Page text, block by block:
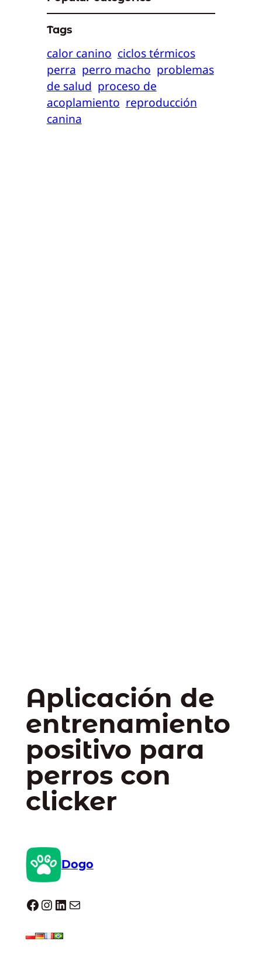
Tags
calor canino ciclos térmicos
perra perro macho problemas
de salud proceso de
acoplamiento reproducción
canina
Aplicación de
entrenamiento
positivo para
perros con
clicker
Dogo
Dogo facebook InstagramLinkedIn Correo electrónico